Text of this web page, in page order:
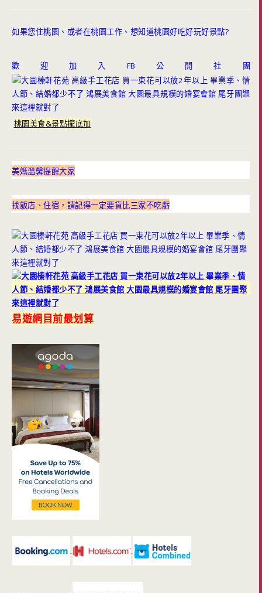
如果您住桃園、或者在桃園工作、想知道桃園好吃好玩好景點?
歡迎加入FB公開社團
桃園美食&景點攏底加
美媽溫馨提醒大家
找飯店、住宿，請記得一定要貨比三家不吃虧
易遊網目前最划算